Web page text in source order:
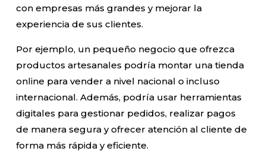
con empresas más grandes y mejorar la
experiencia de sus clientes.
Por ejemplo, un pequeño negocio que ofrezca
productos artesanales podría montar una tienda
online para vender a nivel nacional o incluso
internacional. Además, podría usar herramientas
digitales para gestionar pedidos, realizar pagos
de manera segura y ofrecer atención al cliente de
forma más rápida y eficiente.